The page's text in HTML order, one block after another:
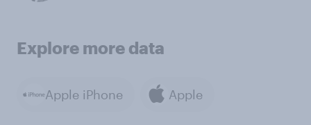
Explore more data
Apple iPhone Apple